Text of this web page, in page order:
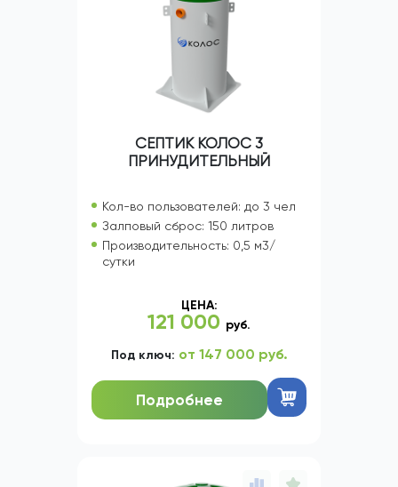
СЕПТИК КОЛОС 3
ПРИНУДИТЕЛЬНЫЙ
Кол-во пользователей: до 3 чел
Залповый сброс: 150 литров
Производительность: 0,5 м3/
сутки
ЦЕНА:
121 000 руб.
Под ключ: от 147 000 руб.
Подробнее